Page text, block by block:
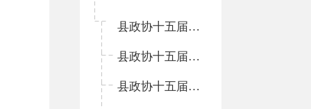
县政协十五届四次会议
县政协十五届二次会议
县政协十五届一次会议